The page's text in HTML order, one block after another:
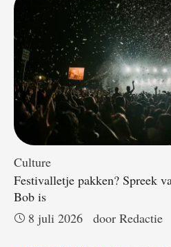
Culture
Festivalletje pakken? Spreek
Bob is
8 juli 2026
door Redactie